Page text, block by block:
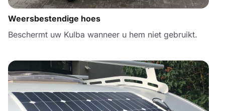
Weersbestendige hoes
Beschermt uw Kulba wanneer u hem niet gebruikt.